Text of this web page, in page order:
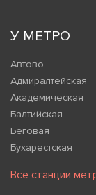
У МЕТРО
Автово
Адмиралтейская
Академическая
Балтийская
Беговая
Бухарестская
Все станции